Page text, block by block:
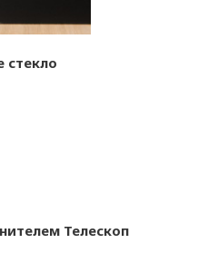
стекло
Телескоп